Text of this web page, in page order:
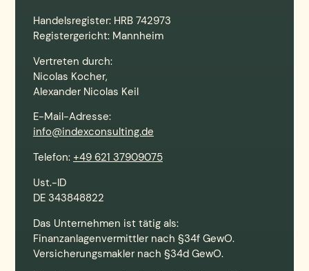
Handelsregister: HRB 742973
Registergericht: Mannheim
Vertreten durch:
Nicolas Kocher,
Alexander Nicolas Keil
E-Mail-Adresse:
info@indexconsulting.de
Telefon: +49 621 37909075
Ust.-ID
DE 343848822
Das Unternehmen ist tätig als:
Finanzanlagenvermittler nach §34f GewO.
Versicherungsmakler nach §34d GewO.